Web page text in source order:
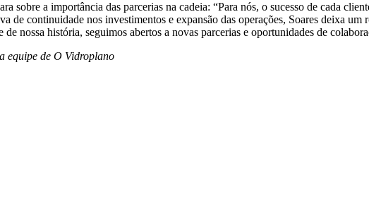
sobre a importância das parcerias na cadeia: “Para nós, o sucesso de cada
de continuidade nos investimentos e expansão das operações, Soares deixa
nossa história, seguimos abertos a novas parcerias e oportunidades de
equipe de O Vidroplano